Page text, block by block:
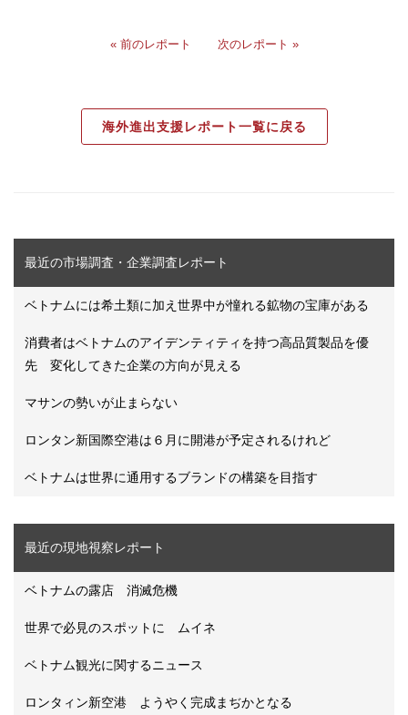
« 前のレポート 次のレポート »
海外進出支援レポート一覧に戻る
最近の市場調査・企業調査レポート
ベトナムには希土類に加え世界中が憧れる鉱物の宝庫がある
消費者はベトナムのアイデンティティを持つ高品質製品を優
先 変化してきた企業の方向が見える
マサンの勢いが止まらない
ロンタン新国際空港は６月に開港が予定されるけれど
ベトナムは世界に通用するブランドの構築を目指す
最近の現地視察レポート
ベトナムの露店 消滅危機
世界で必見のスポットに ムイネ
ベトナム観光に関するニュース
ロンタィン新空港 ようやく完成まぢかとなる